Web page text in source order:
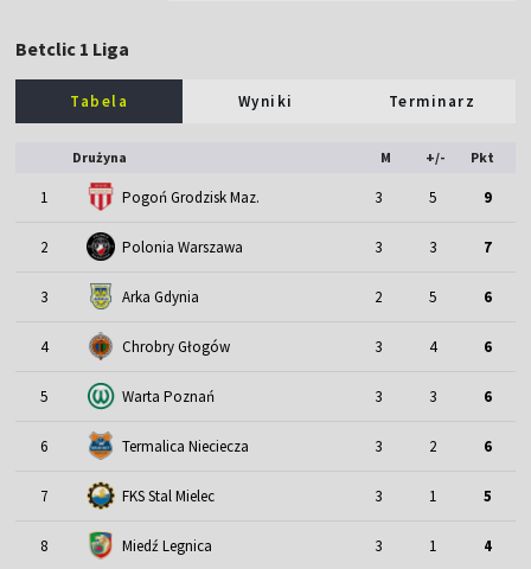
Betclic 1 Liga
Tabela Wyniki Terminarz
Drużyna M +/- Pkt
1 Pogoń Grodzisk Maz. 3 5 9
2 Polonia Warszawa 3 3 7
3 Arka Gdynia 2 5 6
4 Chrobry Głogów 3 4 6
5 Warta Poznań 3 3 6
6 Termalica Nieciecza 3 2 6
7 FKS Stal Mielec 3 1 5
8 Miedź Legnica 3 1 4